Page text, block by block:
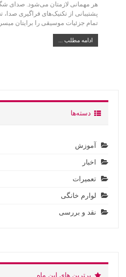
هر مهمانی لازمتان می‌شود. صدای
پشتیبانی از تکنیک‌های فراگیری
تمام جزئیات موسیقی را برایتان
ادامه مطلب ...
دسته‌ها
آموزش
اخبار
تعمیرات
لوارم خانگی
نقد و بررسی
برترین های این ماه